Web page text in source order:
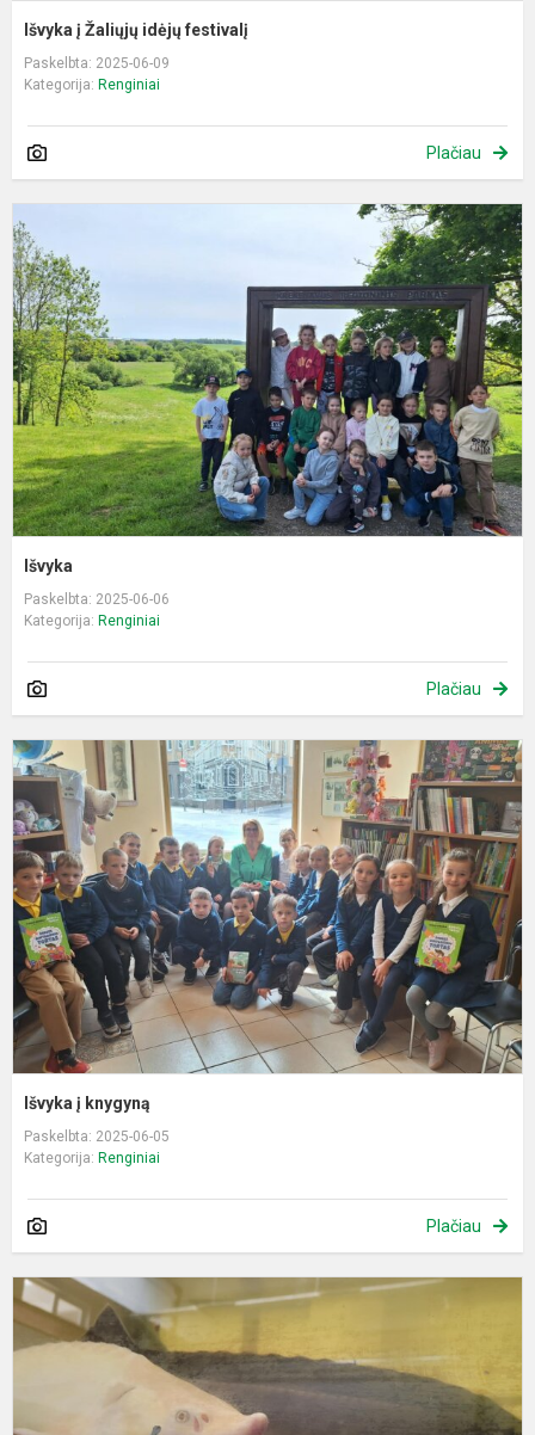
Išvyka į Žaliųjų idėjų festivalį
Paskelbta: 2025-06-09
Kategorija: Renginiai
Plačiau
Išvyka
Paskelbta: 2025-06-06
Kategorija: Renginiai
Plačiau
Išvyka į knygyną
Paskelbta: 2025-06-05
Kategorija: Renginiai
Plačiau